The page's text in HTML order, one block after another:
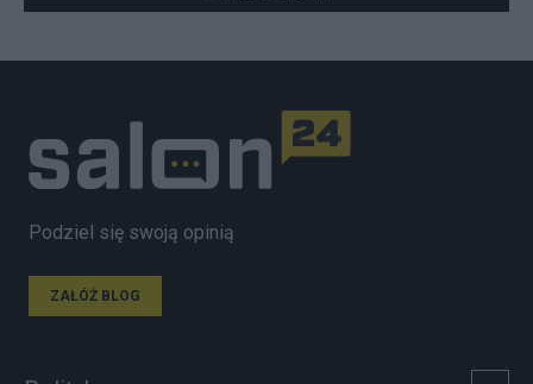
Podziel się swoją opinią
ZAŁÓŻ BLOG